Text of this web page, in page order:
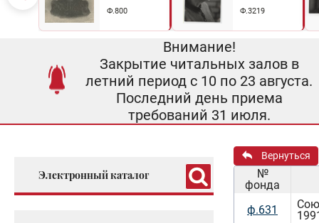
Ф.800 Ф.3219
Внимание!
Закрытие читальных залов в
летний период с 10 по 23 августа.
Последний день приема
требований 31 июля.
Электронный каталог
Вернуться
№
фонда
ф.631